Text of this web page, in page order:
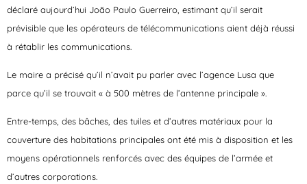
déclaré aujourd’hui João Paulo Guerreiro, estimant qu’il serait
prévisible que les opérateurs de télécommunications aient déjà réussi
à rétablir les communications.
Le maire a précisé qu’il n’avait pu parler avec l’agence Lusa que
parce qu’il se trouvait « à 500 mètres de l’antenne principale ».
Entre-temps, des bâches, des tuiles et d’autres matériaux pour la
couverture des habitations principales ont été mis à disposition et les
moyens opérationnels renforcés avec des équipes de l’armée et
d’autres corporations.